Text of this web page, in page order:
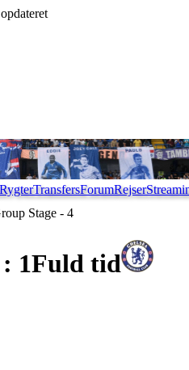
RygterTransfersForumRejser
Stage - 4
1Fuld tid